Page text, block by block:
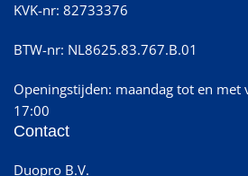
KVK-nr: 82733376
BTW-nr: NL8625.83.767.B.01
Openingstijden: maandag tot en
17:00
Contact
Duopro B.V.